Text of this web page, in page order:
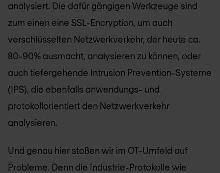
analysiert. Die dafür gängigen Werkzeuge sind
zum einen eine SSL-Encryption, um auch
verschlüsselten Netzwerkverkehr, der heute ca.
80-90% ausmacht, analysieren zu können, oder
auch tiefergehende Intrusion Prevention-Systeme
(IPS), die ebenfalls anwendungs- und
protokollorientiert den Netzwerkverkehr
analysieren.
Und genau hier stoßen wir im OT-Umfeld auf
Probleme. Denn die Industrie-Protokolle wie